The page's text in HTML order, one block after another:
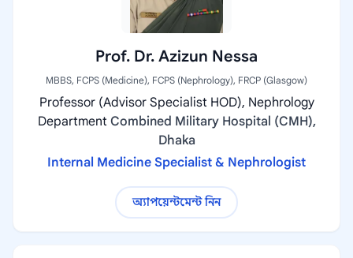
Prof. Dr. Azizun Nessa
MBBS, FCPS (Medicine), FCPS (Nephrology), FRCP (Glasgow)
Professor (Advisor Specialist HOD), Nephrology
Department Combined Military Hospital (CMH),
Dhaka
Internal Medicine Specialist & Nephrologist
অ্যাপয়েন্টমেন্ট নিন